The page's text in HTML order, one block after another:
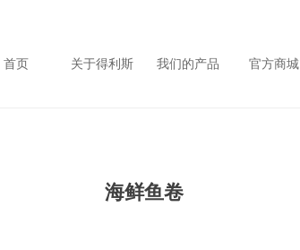
首页 关于得利斯 我们的产品 官方商城
海鲜鱼卷